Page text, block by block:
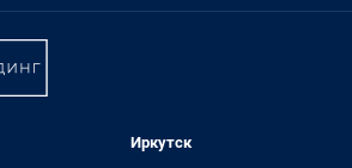
Иркутск